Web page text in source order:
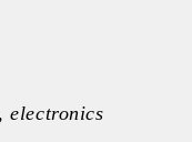
electronics